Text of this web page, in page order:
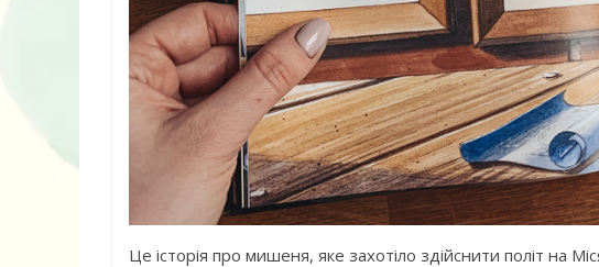
Це історія про мишеня, яке захотіло здійснити політ на
ДНЗ ясла-садок №2
поглибленого
розвитку – Пізнайко